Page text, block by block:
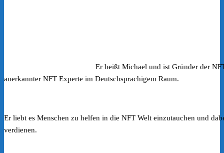
Er heißt Michael und ist Gründer der
anerkannter NFT Experte im Deutschsprachigem Raum.
Er liebt es Menschen zu helfen in die NFT Welt einzutauchen und
verdienen.